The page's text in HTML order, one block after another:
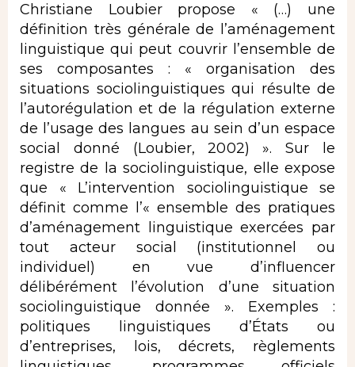
Christiane Loubier propose « (…) une
définition très générale de l’aménagement
linguistique qui peut couvrir l’ensemble de
ses composantes : « organisation des
situations sociolinguistiques qui résulte de
l’autorégulation et de la régulation externe
de l’usage des langues au sein d’un espace
social donné (Loubier, 2002) ». Sur le
registre de la sociolinguistique, elle expose
que « L’intervention sociolinguistique se
définit comme l’« ensemble des pratiques
d’aménagement linguistique exercées par
tout acteur social (institutionnel ou
individuel) en vue d’influencer
délibérément l’évolution d’une situation
sociolinguistique donnée ». Exemples :
politiques linguistiques d’États ou
d’entreprises, lois, décrets, règlements